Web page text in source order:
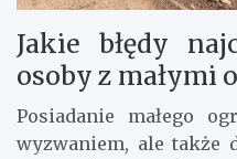
Jakie błędy
osoby z małymi
Posiadanie małego
wyzwaniem, ale także